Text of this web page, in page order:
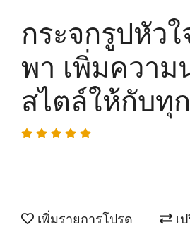
กระจกรูปหัว
พา เพิ่มความ
สไตล์ให้กับทุ
เพิ่มรายการโปรด เ